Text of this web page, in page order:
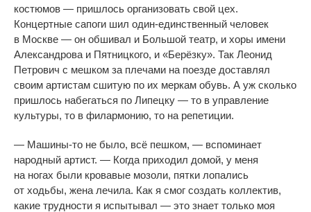
костюмов — пришлось организовать свой цех.
Концертные сапоги шил один-единственный человек
в Москве — он обшивал и Большой театр, и хоры имени
Александрова и Пятницкого, и «Берёзку». Так Леонид
Петрович с мешком за плечами на поезде доставлял
своим артистам сшитую по их меркам обувь. А уж сколько
пришлось набегаться по Липецку — то в управление
культуры, то в филармонию, то на репетиции.
— Машины-то не было, всё пешком, — вспоминает
народный артист. — Когда приходил домой, у меня
на ногах были кровавые мозоли, пятки лопались
от ходьбы, жена лечила. Как я смог создать коллектив,
какие трудности я испытывал — это знает только моя